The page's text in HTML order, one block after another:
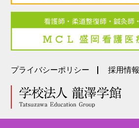
プライバシーポリシー 採用情報